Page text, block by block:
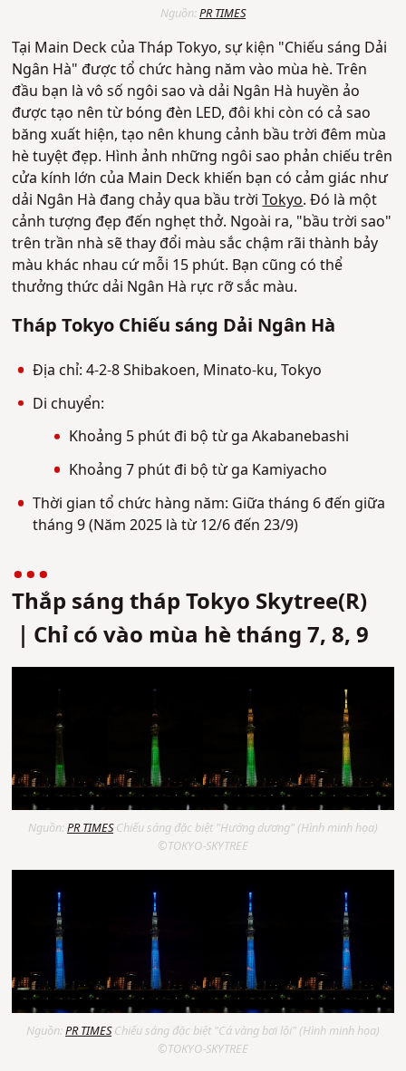
Nguồn:PR TIMES
Tại Main Deck của Tháp Tokyo, sự kiện "Chiếu sáng Dải
Ngân Hà" được tổ chức hàng năm vào mùa hè. Trên
đầu bạn là vô số ngôi sao và dải Ngân Hà huyền ảo
được tạo nên từ bóng đèn LED, đôi khi còn có cả sao
băng xuất hiện, tạo nên khung cảnh bầu trời đêm mùa
hè tuyệt đẹp. Hình ảnh những ngôi sao phản chiếu trên
cửa kính lớn của Main Deck khiến bạn có cảm giác như
dải Ngân Hà đang chảy qua bầu trờiTokyo. Đó là một
cảnh tượng đẹp đến nghẹt thở. Ngoài ra, "bầu trời sao"
trên trần nhà sẽ thay đổi màu sắc chậm rãi thành bảy
màu khác nhau cứ mỗi 15 phút. Bạn cũng có thể
thưởng thức dải Ngân Hà rực rỡ sắc màu.
Tháp Tokyo Chiếu sáng Dải Ngân Hà
Địa chỉ: 4-2-8 Shibakoen, Minato-ku, Tokyo
Di chuyển:
Khoảng 5 phút đi bộ từ ga Akabanebashi
Khoảng 7 phút đi bộ từ ga Kamiyacho
Thời gian tổ chức hàng năm: Giữa tháng 6 đến giữa
tháng 9 (Năm 2025 là từ 12/6 đến 23/9)
Thắp sáng tháp Tokyo Skytree(R)
｜Chỉ có vào mùa hè tháng 7, 8, 9
Nguồn:PR TIMESChiếu sáng đặc biệt "Hướng dương" (Hình minh họa)
©TOKYO-SKYTREE
Nguồn:PR TIMESChiếu sáng đặc biệt "Cá vàng bơi lội" (Hình minh họa)
©TOKYO-SKYTREE